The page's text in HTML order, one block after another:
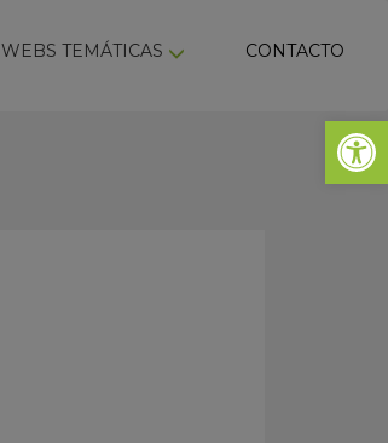
Abrir
WEBS TEMÁTICAS CONTACTO